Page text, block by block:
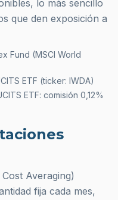
lo más sencillo
que den exposición a
Fund (MSCI World
ETF (ticker: IWDA)
ETF: comisión 0,12%
Averaging)
fija cada mes,